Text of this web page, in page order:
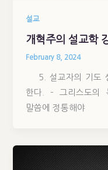
설교
개혁주의 설교학
February 8, 2024
5. 설교자의 기도
한다. – 그리스도의
말씀에 정통해야